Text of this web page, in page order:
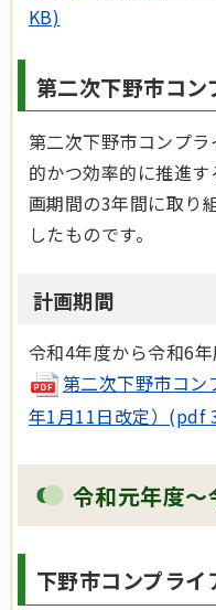
KB)
第二次下野市コ
第二次下野市コンプ
的かつ効率的に推進
画期間の3年間に取り
したものです。
計画期間
令和4年度から令和6
第二次下野市コン
年1月11日改定）(pdf
令和元年度～
下野市コンプラ